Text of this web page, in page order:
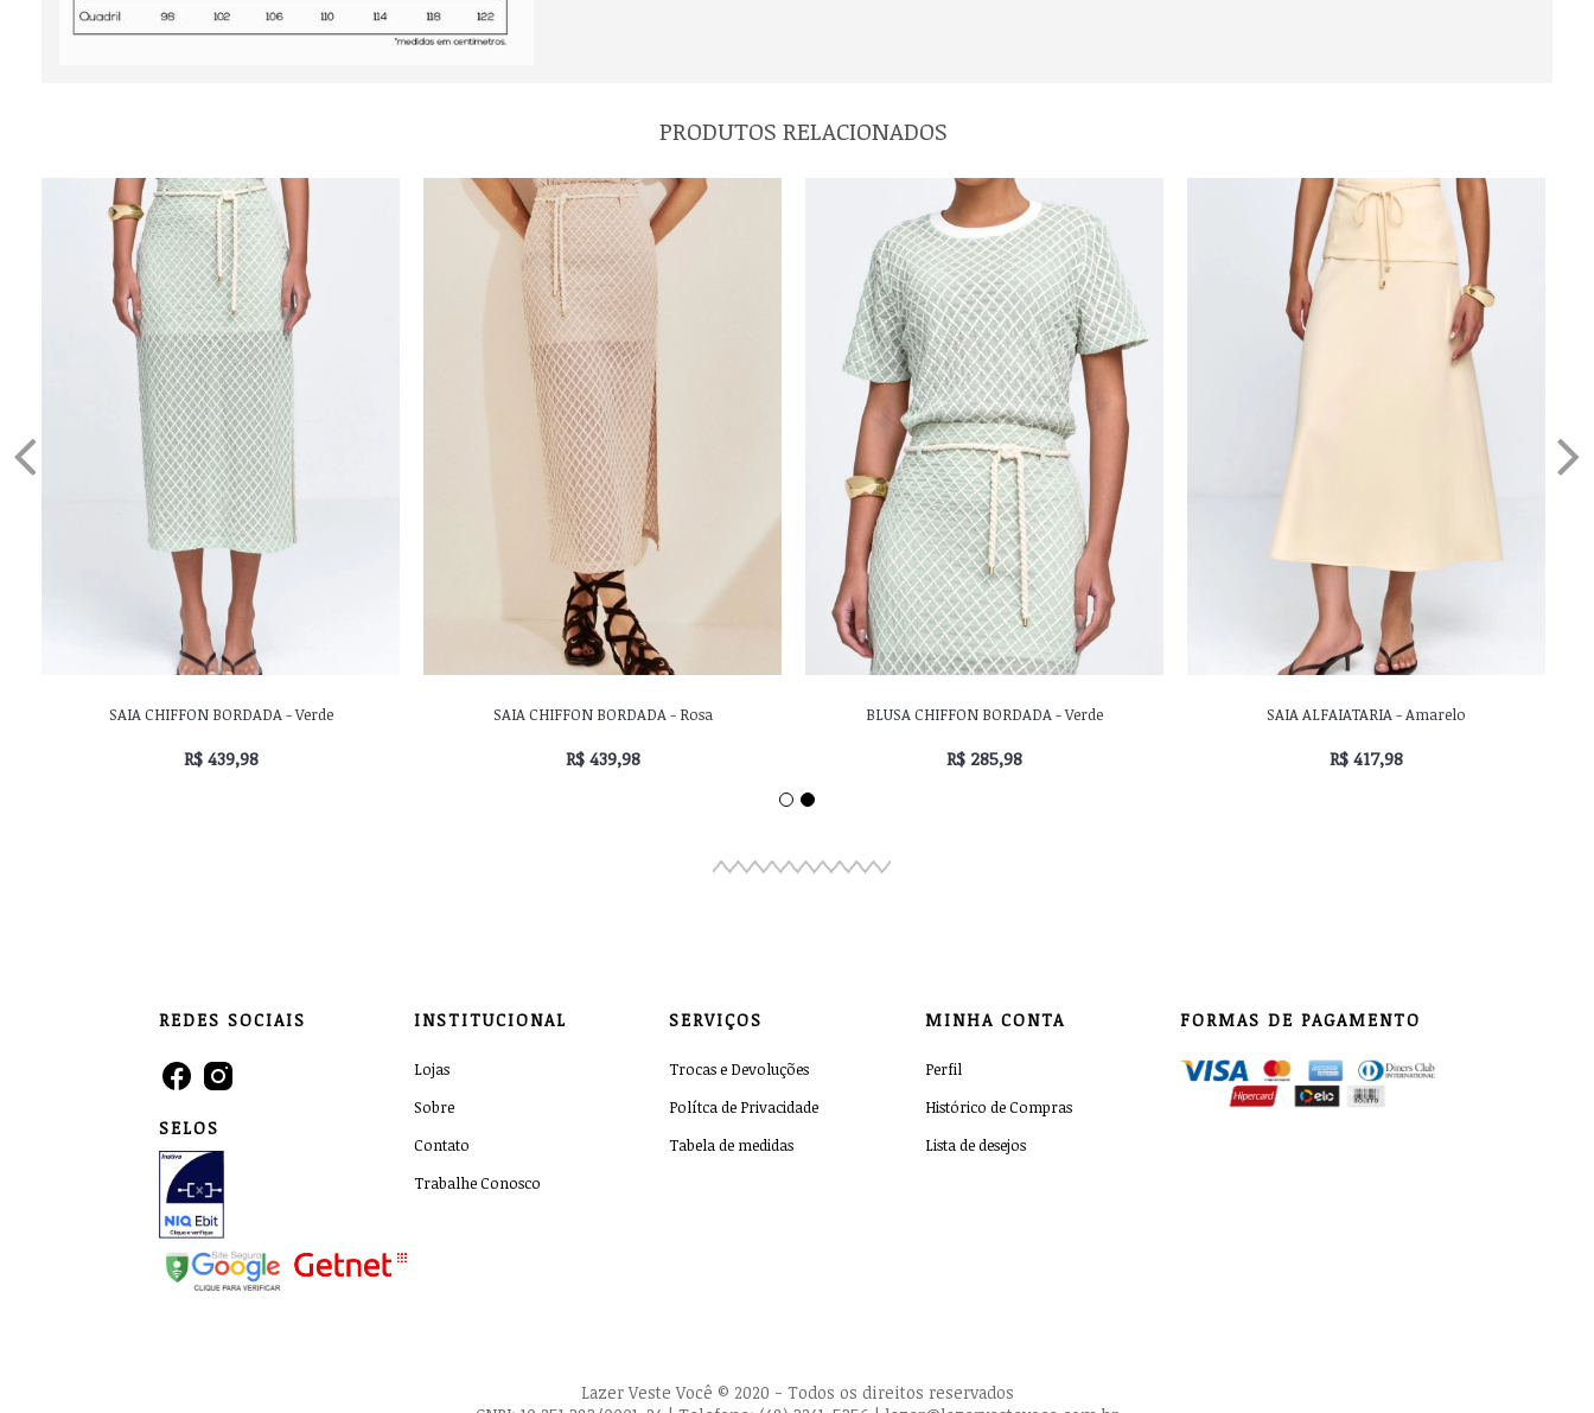
PRODUTOS RELACIONADOS
VESTIDO VISCOCREPE ESTAMPADO - Azul
R$ 505,98
VESTIDO VOIL COM BORDADO NA BARRA - Areia
R$ 549,98
SAIA CHIFFON BORDADA - Verde
R$ 439,98
SAIA CHIFFON BORDADA - Rosa
R$ 439,98
REDES SOCIAIS
SELOS
INSTITUCIONAL
Lojas
Sobre
Contato
Trabalhe Conosco
SERVIÇOS
Trocas e Devoluções
Polítca de Privacidade
Tabela de medidas
MINHA CONTA
Perfil
Histórico de Compras
Lista de desejos
FORMAS DE PAGAMENTO
Lazer Veste Você © 2020 - Todos os direitos reservados